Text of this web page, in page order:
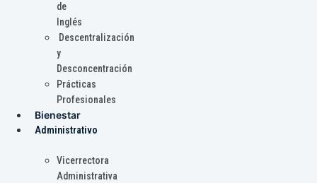
de
Inglés
Descentralización
y
Desconcentración
Prácticas
Profesionales
Bienestar
Administrativo
Vicerrectora
Administrativa